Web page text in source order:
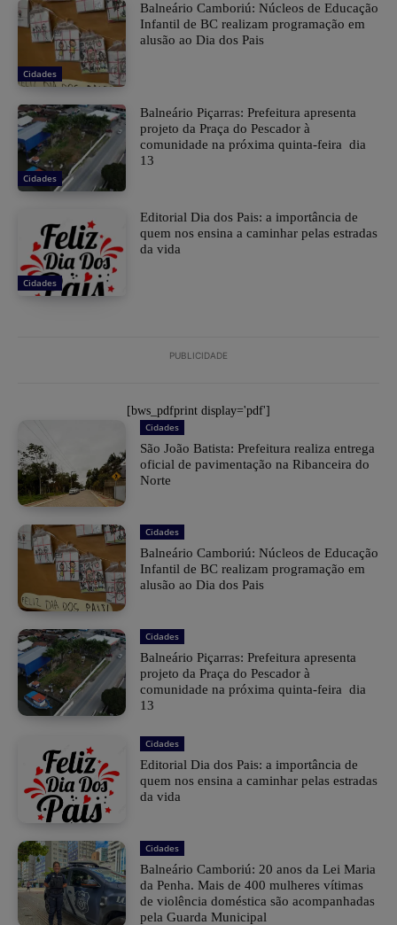
Cidades
Balneário Camboriú: Núcleos de Educação
Infantil de BC realizam programação em
alusão ao Dia dos Pais
Cidades
Balneário Piçarras: Prefeitura apresenta
projeto da Praça do Pescador à
comunidade na próxima quinta-feira dia
13
Cidades
Editorial Dia dos Pais: a importância de
quem nos ensina a caminhar pelas estradas
da vida
PUBLICIDADE
[bws_pdfprint display='pdf']
Cidades
São João Batista: Prefeitura realiza entrega
oficial de pavimentação na Ribanceira do
Norte
Cidades
Balneário Camboriú: Núcleos de Educação
Infantil de BC realizam programação em
alusão ao Dia dos Pais
Cidades
Balneário Piçarras: Prefeitura apresenta
projeto da Praça do Pescador à
comunidade na próxima quinta-feira dia
13
Cidades
Editorial Dia dos Pais: a importância de
quem nos ensina a caminhar pelas estradas
da vida
Cidades
Balneário Camboriú: 20 anos da Lei Maria
da Penha. Mais de 400 mulheres vítimas
de violência doméstica são acompanhadas
pela Guarda Municipal